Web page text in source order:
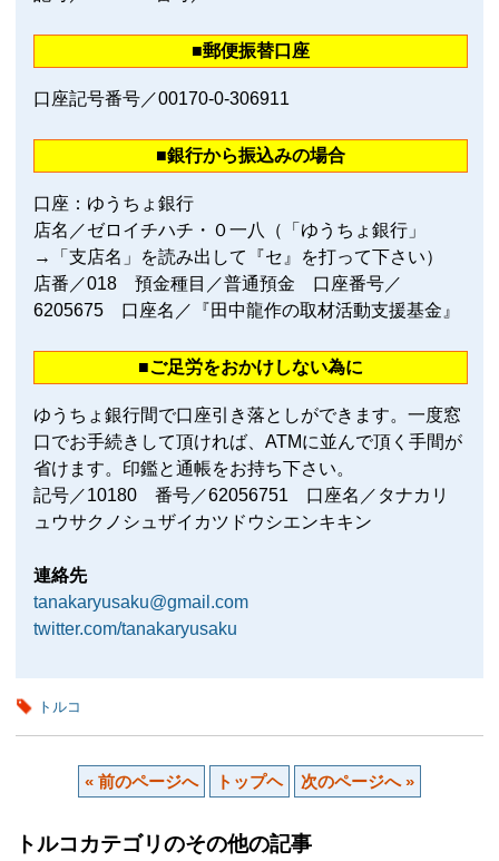
■郵便振替口座
口座記号番号／00170‐0‐306911
■銀行から振込みの場合
口座：ゆうちょ銀行
店名／ゼロイチハチ・０一八（「ゆうちょ銀行」
→「支店名」を読み出して『セ』を打って下さい）
店番／018 預金種目／普通預金 口座番号／
6205675 口座名／『田中龍作の取材活動支援基金』
■ご足労をおかけしない為に
ゆうちょ銀行間で口座引き落としができます。一度窓
口でお手続きして頂ければ、ATMに並んで頂く手間が
省けます。印鑑と通帳をお持ち下さい。
記号／10180 番号／62056751 口座名／タナカリ
ュウサクノシュザイカツドウシエンキキン
連絡先
tanakaryusaku@gmail.com
twitter.com/tanakaryusaku
トルコ
« 前のページへ トップヘ 次のページへ »
トルコカテゴリのその他の記事